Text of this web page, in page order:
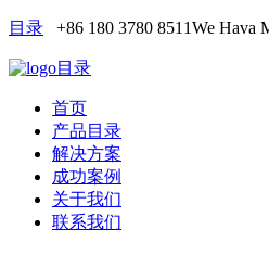
目录 +86 180 3780 8511We Hava
目录
首页
产品目录
解决方案
成功案例
关于我们
联系我们